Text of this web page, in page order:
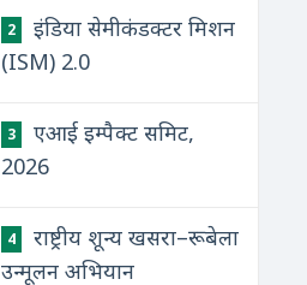
2
इंडिया सेमीकंडक्टर मिशन
(ISM) 2.0
3
एआई इम्पैक्ट समिट,
2026
4
राष्ट्रीय शून्य खसरा–रूबेला
उन्मूलन अभियान